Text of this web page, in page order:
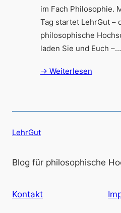
im Fach Philosophie.
Tag startet LehrGut –
philosophische
laden Sie und Euch –…
→ Weiterlesen
LehrGut
Blog für philosophische
Kontakt